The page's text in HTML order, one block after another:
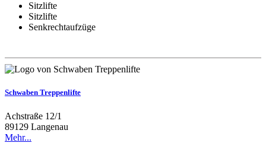
Sitzlifte
Sitzlifte
Senkrechtaufzüge
Schwaben Treppenlifte
Achstraße 12/1
89129 Langenau
Mehr...